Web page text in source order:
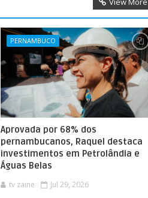
PERNAMBUCO
Aprovada por 68% dos
pernambucanos, Raquel destaca
investimentos em Petrolândia e
Águas Belas
tv zaine Jul 29, 2026